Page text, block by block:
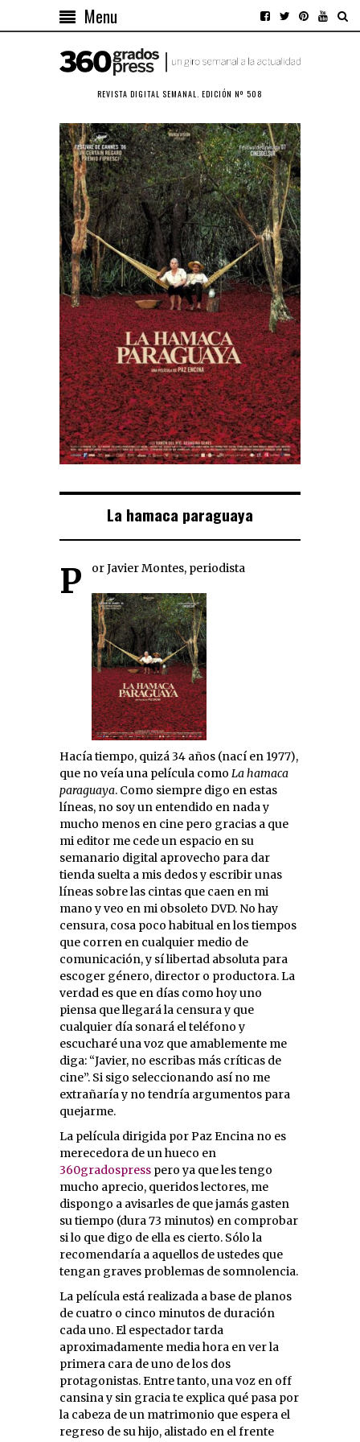
Menu
REVISTA DIGITAL SEMANAL. EDICIÓN Nº 508
La hamaca paraguaya
Por Javier Montes, periodista
Hacía tiempo, quizá 34 años (nací en 1977),
que no veía una película como La hamaca
paraguaya. Como siempre digo en estas
líneas, no soy un entendido en nada y
mucho menos en cine pero gracias a que
mi editor me cede un espacio en su
semanario digital aprovecho para dar
tienda suelta a mis dedos y escribir unas
líneas sobre las cintas que caen en mi
mano y veo en mi obsoleto DVD. No hay
censura, cosa poco habitual en los tiempos
que corren en cualquier medio de
comunicación, y sí libertad absoluta para
escoger género, director o productora. La
verdad es que en días como hoy uno
piensa que llegará la censura y que
cualquier día sonará el teléfono y
escucharé una voz que amablemente me
diga: “Javier, no escribas más críticas de
cine”. Si sigo seleccionando así no me
extrañaría y no tendría argumentos para
quejarme.
La película dirigida por Paz Encina no es
merecedora de un hueco en
360gradospress pero ya que les tengo
mucho aprecio, queridos lectores, me
dispongo a avisarles de que jamás gasten
su tiempo (dura 73 minutos) en comprobar
si lo que digo de ella es cierto. Sólo la
recomendaría a aquellos de ustedes que
tengan graves problemas de somnolencia.
La película está realizada a base de planos
de cuatro o cinco minutos de duración
cada uno. El espectador tarda
aproximadamente media hora en ver la
primera cara de uno de los dos
protagonistas. Entre tanto, una voz en off
cansina y sin gracia te explica qué pasa por
la cabeza de un matrimonio que espera el
regreso de su hijo, alistado en el frente